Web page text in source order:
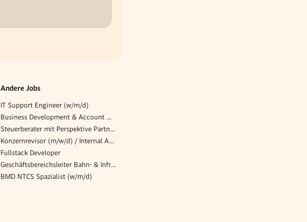
Andere Jobs
IT Support Engineer (w/m/d)
Business Development & Account Manager Austria (m/f/d)
Steuerberater mit Perspektive Partnerschaft Villach (m/w/d)
Konzernrevisor (m/w/d) / Internal Audit - Logistikbranche
Fullstack Developer
Geschäftsbereichsleiter Bahn- & Infrastrukturdienstleistungen (m/w/d)
BMD NTCS Spazialist (w/m/d)